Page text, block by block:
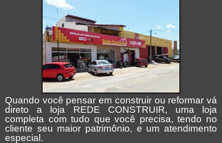
Quando você pensar em construir ou reformar vá
direto a loja REDE CONSTRUIR, uma loja
completa com tudo que você precisa, tendo no
cliente seu maior patrimônio, e um atendimento
especial.